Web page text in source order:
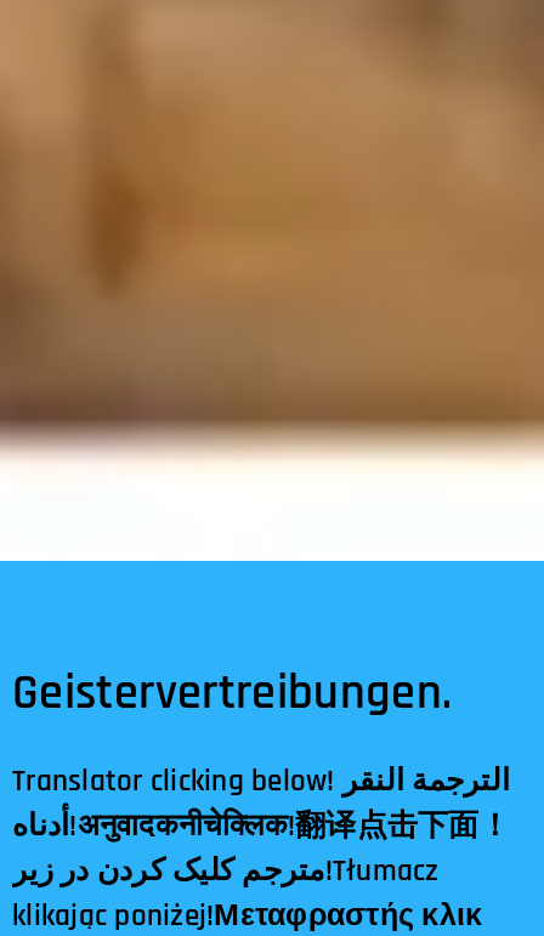
Geistervertreibungen.
Translator clicking below! الترجمة النقر
أدناه!अनुवादकनीचेक्लिक!翻译点击下面！
مترجم کلیک کردن در زیر!Tłumacz
klikając poniżej!Μεταφραστής κλικ